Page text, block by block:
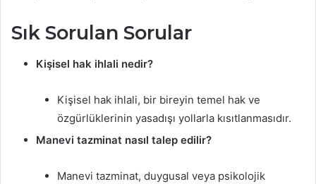
Sık Sorulan Sorular
Kişisel hak ihlali nedir?
Kişisel hak ihlali, bir bireyin temel hak ve
özgürlüklerinin yasadışı yollarla kısıtlanmasıdır.
Manevi tazminat nasıl talep edilir?
Manevi tazminat, duygusal veya psikolojik